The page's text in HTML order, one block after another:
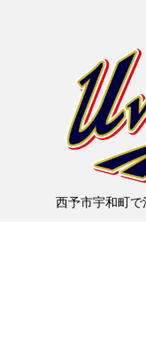
西予市宇和町で